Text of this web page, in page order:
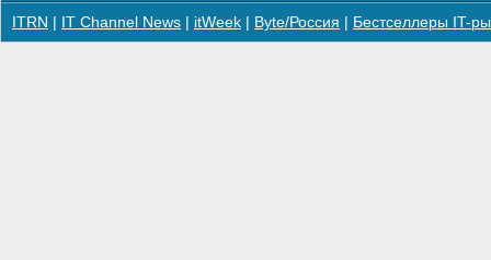
ITRN IT Channel News itWeek Byte/Россия Бестселлеры IT-